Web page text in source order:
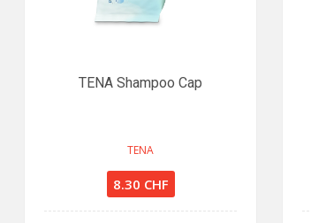
TENA Shampoo Cap
TENA
8.30 CHF